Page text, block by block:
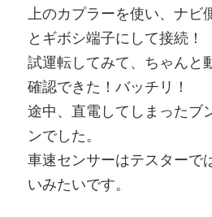
上のカプラーを使い、ナビ
とギボシ端子にして接続！
試運転してみて、ちゃんと
確認できた！バッチリ！
途中、直電してしまったブ
ンでした。
車速センサーはテスターで
いみたいです。